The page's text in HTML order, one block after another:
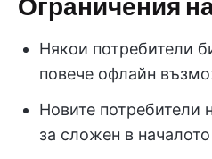
Някои потребители
повече офлайн
Новите потребители
за сложен в началото